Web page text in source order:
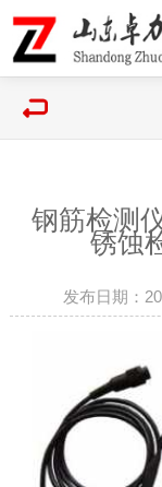
钢筋检测
锈蚀
发布日期：